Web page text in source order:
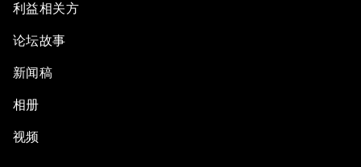
利益相关方
论坛故事
新闻稿
相册
视频